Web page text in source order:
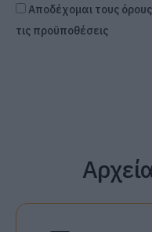
Αποδέχομαι τους
τις προϋποθέσεις